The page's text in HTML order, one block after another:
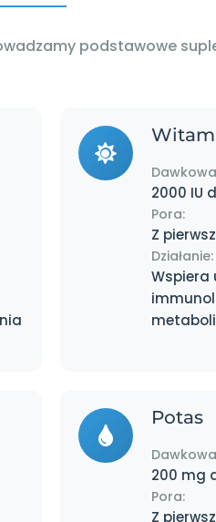
podstawowe
2000 IU
Pora:
Z
Działanie:
Wspiera
Potas
200 mg
Pora:
Z